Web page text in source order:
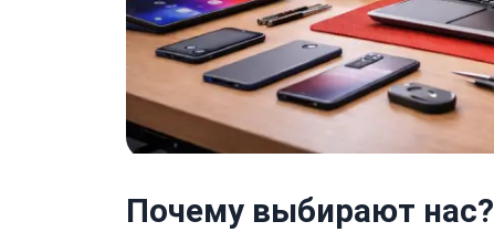
Почему выбирают нас?